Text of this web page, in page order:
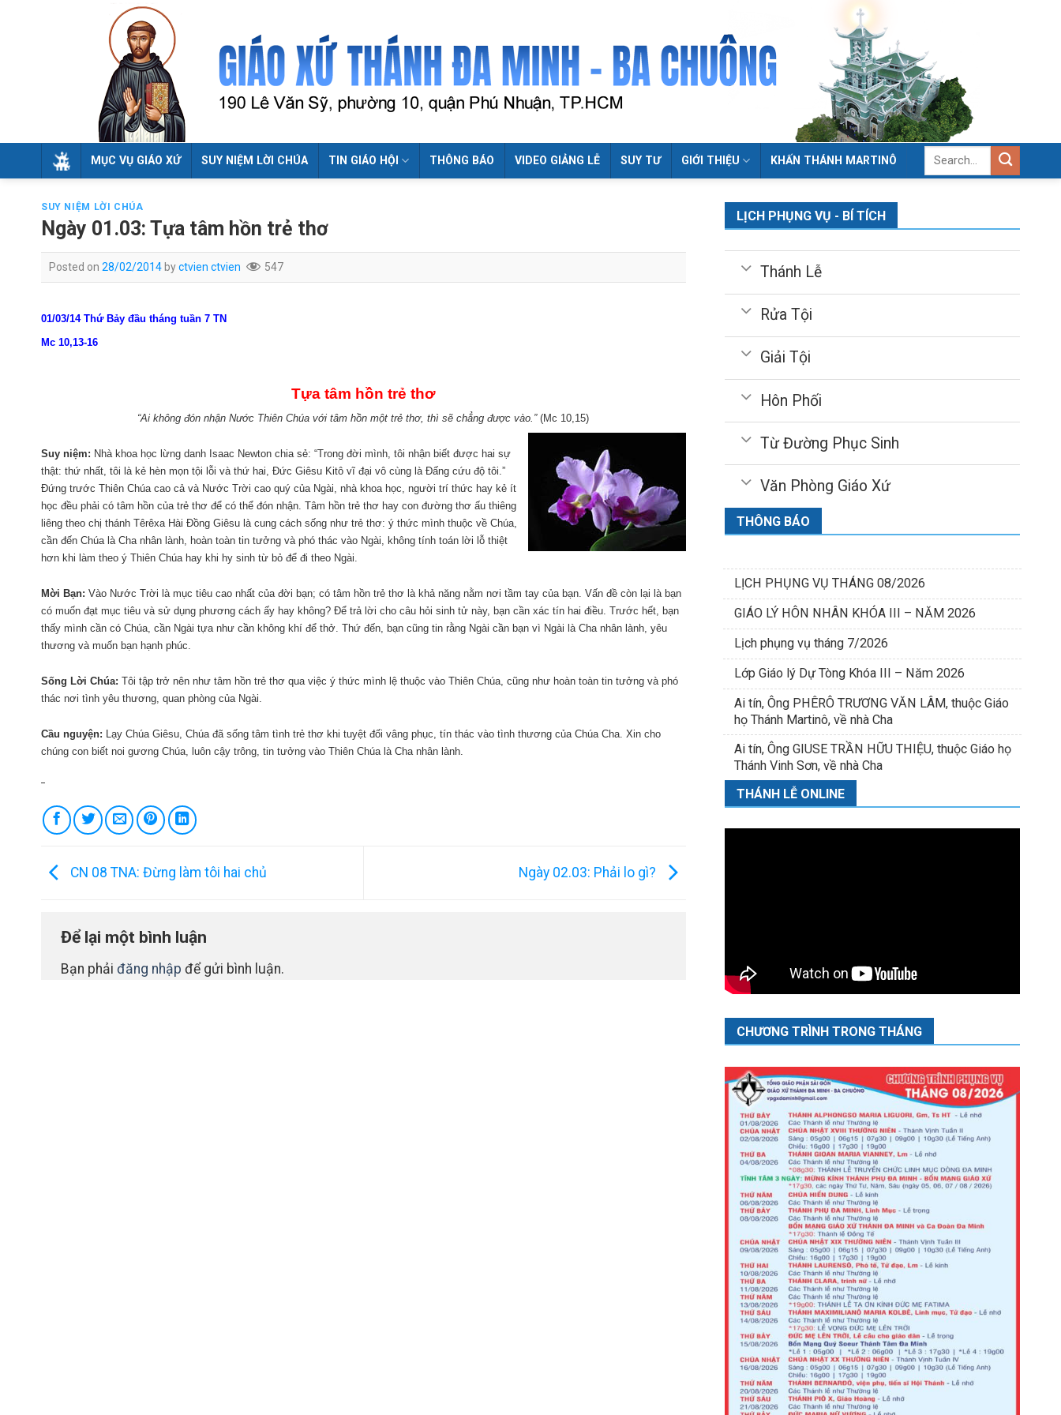
MỤC VỤ GIÁO XỨ SUY NIỆM LỜI CHÚA TIN GIÁO HỘI THÔNG BÁO VIDEO GIẢNG LỄ SUY TƯ GIỚI THIỆU KHẤN THÁNH MARTINÔ
SUY NIỆM LỜI CHÚA
Ngày 01.03: Tựa tâm hồn trẻ thơ
Posted on 28/02/2014 byctvien ctvien 547
01/03/14 Thứ Bảy đầu tháng tuần 7 TN
Mc 10,13-16
Tựa tâm hồn trẻ thơ
“Ai không đón nhận Nước Thiên Chúa với tâm hồn một trẻ thơ, thì sẽ chẳng được vào.”(Mc 10,15)
Suy niệm: Nhà khoa học lừng danh Isaac Newton chia sẻ: “Trong đời mình, tôi nhận biết được hai sự
thật: thứ nhất, tôi là kẻ hèn mọn tội lỗi và thứ hai, Đức Giêsu Kitô vĩ đại vô cùng là Đấng cứu độ tôi.”
Đứng trước Thiên Chúa cao cả và Nước Trời cao quý của Ngài, nhà khoa học, người trí thức hay kẻ ít
học đều phải có tâm hồn của trẻ thơ để có thể đón nhận. Tâm hồn trẻ thơ hay con đường thơ ấu thiêng
liêng theo chị thánh Têrêxa Hài Đồng Giêsu là cung cách sống như trẻ thơ: ý thức mình thuộc về Chúa,
cần đến Chúa là Cha nhân lành, hoàn toàn tin tưởng và phó thác vào Ngài, không tính toán lời lỗ thiệt
hơn khi làm theo ý Thiên Chúa hay khi hy sinh từ bỏ để đi theo Ngài.
Mời Bạn: Vào Nước Trời là mục tiêu cao nhất của đời bạn; có tâm hồn trẻ thơ là khả năng nằm nơi tầm tay của bạn. Vấn đề còn lại là bạn
có muốn đạt mục tiêu và sử dụng phương cách ấy hay không? Để trả lời cho câu hỏi sinh tử này, bạn cần xác tín hai điều. Trước hết, bạn
thấy mình cần có Chúa, cần Ngài tựa như cần không khí để thở. Thứ đến, bạn cũng tin rằng Ngài cần bạn vì Ngài là Cha nhân lành, yêu
thương và muốn bạn hạnh phúc.
Sống Lời Chúa: Tôi tập trở nên như tâm hồn trẻ thơ qua việc ý thức mình lệ thuộc vào Thiên Chúa, cũng như hoàn toàn tin tưởng và phó
thác nơi tình yêu thương, quan phòng của Ngài.
Cầu nguyện: Lạy Chúa Giêsu, Chúa đã sống tâm tình trẻ thơ khi tuyệt đối vâng phục, tín thác vào tình thương của Chúa Cha. Xin cho
chúng con biết noi gương Chúa, luôn cậy trông, tin tưởng vào Thiên Chúa là Cha nhân lành.
CN 08 TNA: Đừng làm tôi hai chủ Ngày 02.03: Phải lo gì?
Để lại một bình luận
Bạn phải đăng nhập để gửi bình luận.
LỊCH PHỤNG VỤ - BÍ TÍCH
Thánh Lễ
Rửa Tội
Giải Tội
Hôn Phối
Từ Đường Phục Sinh
Văn Phòng Giáo Xứ
THÔNG BÁO
LỊCH PHỤNG VỤ THÁNG 08/2026
GIÁO LÝ HÔN NHÂN KHÓA III – NĂM 2026
Lịch phụng vụ tháng 7/2026
Lớp Giáo lý Dự Tòng Khóa III – Năm 2026
Ai tín, Ông PHÊRÔ TRƯƠNG VĂN LÂM, thuộc Giáo
họ Thánh Martinô, về nhà Cha
Ai tín, Ông GIUSE TRẦN HỮU THIỆU, thuộc Giáo họ
Thánh Vinh Sơn, về nhà Cha
THÁNH LỄ ONLINE
CHƯƠNG TRÌNH TRONG THÁNG